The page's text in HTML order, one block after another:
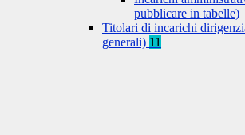
pubblicare in tabelle)
Titolari di incarichi
generali) 11